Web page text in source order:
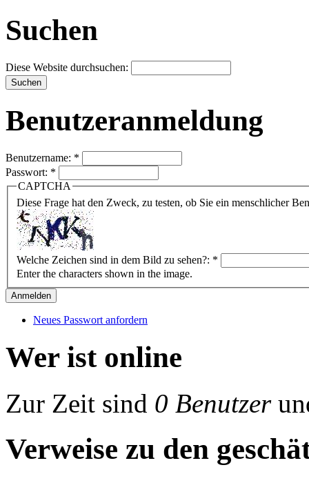
Suchen
Diese Website durchsuchen:
Benutzeranmeldung
Benutzername: *
Passwort: *
CAPTCHA
Diese Frage hat den Zweck, zu testen, ob Sie ein menschlicher
Welche Zeichen sind in dem Bild zu sehen?: *
Enter the characters shown in the image.
Neues Passwort anfordern
Wer ist online
Zur Zeit sind 0 Benutzer
Verweise zu den